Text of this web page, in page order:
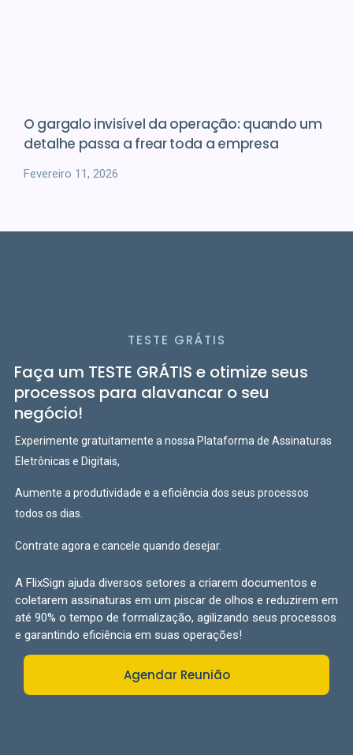
O gargalo invisível da operação: quando um
detalhe passa a frear toda a empresa
Fevereiro 11, 2026
TESTE GRÁTIS
Faça um TESTE GRÁTIS e otimize seus
processos para alavancar o seu
negócio!
Experimente gratuitamente a nossa Plataforma de Assinaturas
Eletrônicas e Digitais,
Aumente a produtividade e a eficiência dos seus processos
todos os dias.
Contrate agora e cancele quando desejar.
A FlixSign ajuda diversos setores a criarem documentos e
coletarem assinaturas em um piscar de olhos e reduzirem em
até 90% o tempo de formalização, agilizando seus processos
e garantindo eficiência em suas operações!
Agendar Reunião